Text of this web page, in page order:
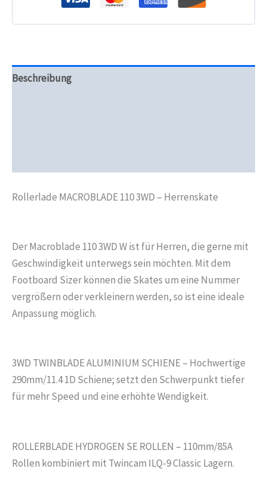
Beschreibung
Rollerlade MACROBLADE 110 3WD – Herrenskate
Der Macroblade 110 3WD W ist für Herren, die gerne mit
Geschwindigkeit unterwegs sein möchten. Mit dem
Footboard Sizer können die Skates um eine Nummer
vergrößern oder verkleinern werden, so ist eine ideale
Anpassung möglich.
3WD TWINBLADE ALUMINIUM SCHIENE – Hochwertige
290mm/11.4 1D Schiene; setzt den Schwerpunkt tiefer
für mehr Speed und eine erhöhte Wendigkeit.
ROLLERBLADE HYDROGEN SE ROLLEN – 110mm/85A
Rollen kombiniert mit Twincam ILQ-9 Classic Lagern.